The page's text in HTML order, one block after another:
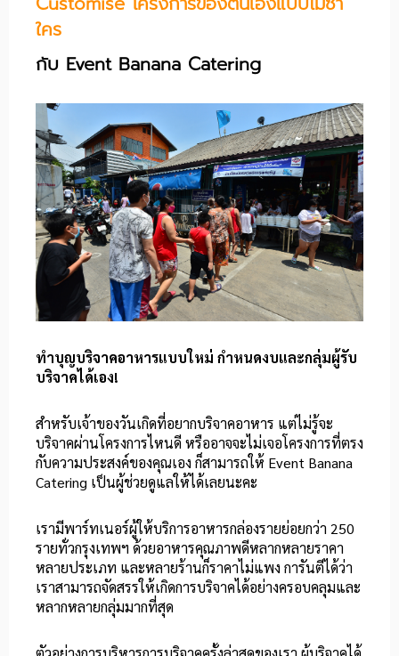
ใคร
กับ Event Banana Catering
ทำบุญบริจาคอาหารแบบใหม่ กำหนดงบและกลุ่มผู้รับ
บริจาคได้เอง!
สำหรับเจ้าของวันเกิดที่อยากบริจาคอาหาร แต่ไม่รู้จะ
บริจาคผ่านโครงการไหนดี หรืออาจจะไม่เจอโครงการที่ตรง
กับความประสงค์ของคุณเอง ก็สามารถให้ Event Banana
Catering เป็นผู้ช่วยดูแลให้ได้เลยนะคะ
เรามีพาร์ทเนอร์ผู้ให้บริการอาหารกล่องรายย่อยกว่า 250
รายทั่วกรุงเทพฯ ด้วยอาหารคุณภาพดีหลากหลายราคา
หลายประเภท และหลายร้านก็ราคาไม่แพง การันตีได้ว่า
เราสามารถจัดสรรให้เกิดการบริจาคได้อย่างครอบคลุมและ
หลากหลายกลุ่มมากที่สุด